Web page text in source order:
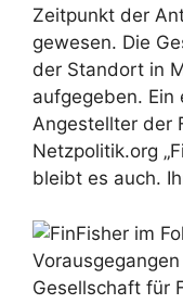
Zeitpunkt der
gewesen. Die
der Standort in
aufgegeben. Ein
Angestellter der
Netzpolitik.org
bleibt es auch.
Gesellschaft für